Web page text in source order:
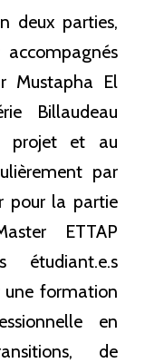
deux parties,
Mustapha El
Billaudeau
projet et au
par
pour la partie
ETTAP
étudiant.e.s
une formation
en
de